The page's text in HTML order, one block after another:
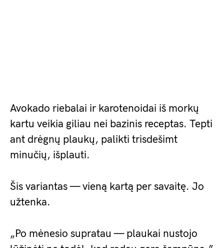
Avokado riebalai ir karotenoidai iš morkų
kartu veikia giliau nei bazinis receptas. Tepti
ant drėgnų plaukų, palikti trisdešimt
minučių, išplauti.
Šis variantas — vieną kartą per savaitę. Jo
užtenka.
„Po mėnesio supratau — plaukai nustojo